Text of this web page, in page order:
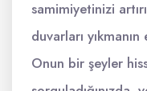
samimiyetinizi
duvarları
Onun bir şeyler